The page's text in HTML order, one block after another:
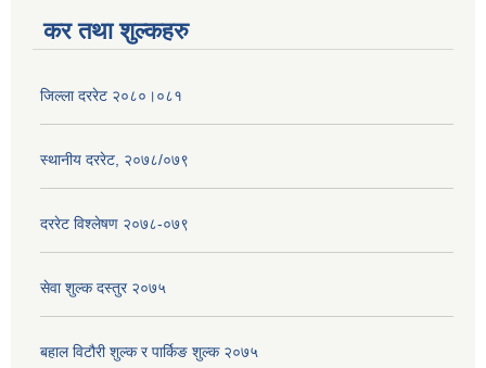
कर तथा शुल्कहरु
जिल्ला दररेट २०८०।०८१
स्थानीय दररेट, २०७८/०७९
दररेट विश्लेषण २०७८-०७९
सेवा शुल्क दस्तुर २०७५
बहाल विटौरी शुल्क र पार्किङ शुल्क २०७५